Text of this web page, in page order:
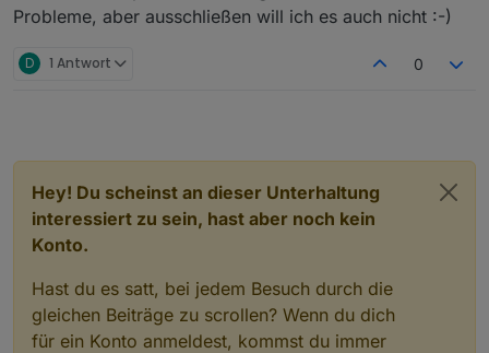
Probleme, aber ausschließen will ich es auch nicht :-)
D 1 Antwort 0
Hey! Du scheinst an dieser Unterhaltung
interessiert zu sein, hast aber noch kein
Konto.
Hast du es satt, bei jedem Besuch durch die
gleichen Beiträge zu scrollen? Wenn du dich
für ein Konto anmeldest, kommst du immer